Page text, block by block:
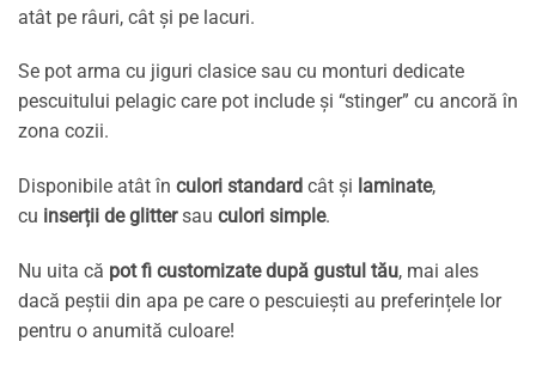
atât pe râuri, cât și pe lacuri.
Se pot arma cu jiguri clasice sau cu monturi dedicate
pescuitului pelagic care pot include și “stinger” cu ancoră în
zona cozii.
Disponibile atât în culori standard cât și laminate,
cu inserții de glittersau culori simple.
Nu uita că pot fi customizate după gustul tău, mai ales
dacă peștii din apa pe care o pescuiești au preferințele lor
pentru o anumită culoare!